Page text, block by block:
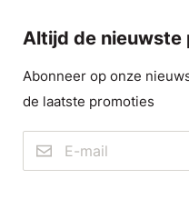
Altijd de nieuwste
Abonneer op onze
de laatste promoties